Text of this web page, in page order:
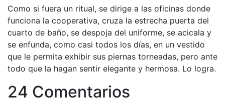
Como si fuera un ritual, se dirige a las oficinas donde
funciona la cooperativa, cruza la estrecha puerta del
cuarto de baño, se despoja del uniforme, se acicala y
se enfunda, como casi todos los días, en un vestido
que le permita exhibir sus piernas torneadas, pero ante
todo que la hagan sentir elegante y hermosa. Lo logra.
24 Comentarios